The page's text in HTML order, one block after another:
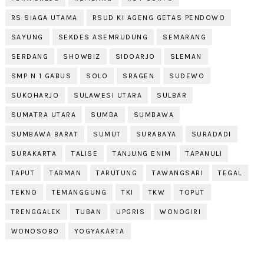
RS SIAGA UTAMA RSUD KI AGENG GETAS PENDOWO
SAYUNG SEKDES ASEMRUDUNG SEMARANG
SERDANG SHOWBIZ SIDOARJO SLEMAN
SMP N 1 GABUS SOLO SRAGEN SUDEWO
SUKOHARJO SULAWESI UTARA SULBAR
SUMATRA UTARA SUMBA SUMBAWA
SUMBAWA BARAT SUMUT SURABAYA SURADADI
SURAKARTA TALISE TANJUNG ENIM TAPANULI
TAPUT TARMAN TARUTUNG TAWANGSARI TEGAL
TEKNO TEMANGGUNG TKI TKW TOPUT
TRENGGALEK TUBAN UPGRIS WONOGIRI
WONOSOBO YOGYAKARTA